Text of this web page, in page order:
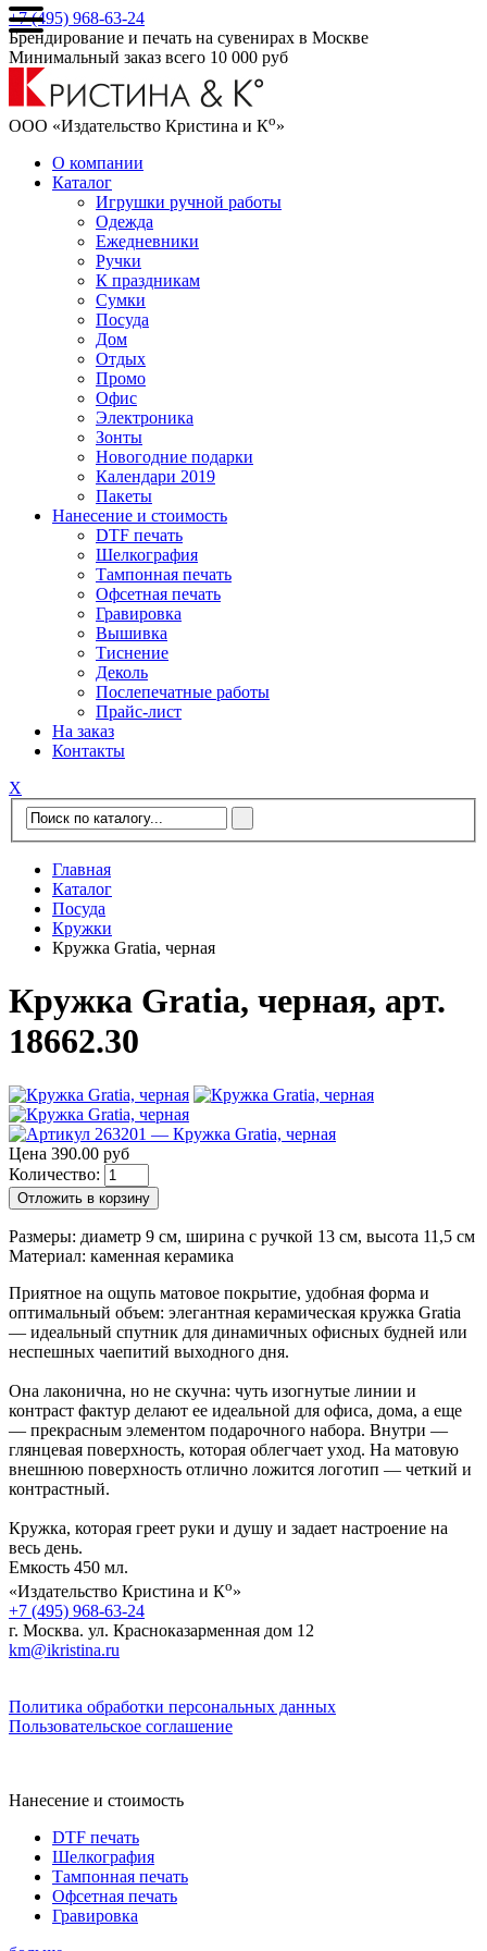
+7 (495) 968-63-24
Брендирование и печать на сувенирах в Москве
Минимальный заказ всего 10 000 руб
ООО «Издательство Кристина и Ко»
О компании
Каталог
Игрушки ручной работы
Одежда
Ежедневники
Ручки
К праздникам
Сумки
Посуда
Дом
Отдых
Промо
Офис
Электроника
Зонты
Новогодние подарки
Календари 2019
Пакеты
Нанесение и стоимость
DTF печать
Шелкография
Тампонная печать
Офсетная печать
Гравировка
Вышивка
Тиснение
Деколь
Послепечатные работы
Прайс-лист
На заказ
Контакты
Х
Главная
Каталог
Посуда
Кружки
Кружка Gratia, черная
Кружка Gratia, черная, арт.
18662.30
Цена 390.00 руб
Количество:
Отложить в корзину
Размеры: диаметр 9 см, ширина с ручкой 13 см, высота 11,5 см
Материал: каменная керамика
Приятное на ощупь матовое покрытие, удобная форма и
оптимальный объем: элегантная керамическая кружка Gratia
— идеальный спутник для динамичных офисных будней или
неспешных чаепитий выходного дня.
Она лаконична, но не скучна: чуть изогнутые линии и
контраст фактур делают ее идеальной для офиса, дома, а еще
— прекрасным элементом подарочного набора. Внутри —
глянцевая поверхность, которая облегчает уход. На матовую
внешнюю поверхность отлично ложится логотип — четкий и
контрастный.
Кружка, которая греет руки и душу и задает настроение на
весь день.
Емкость 450 мл.
«Издательство Кристина и Ко»
+7 (495) 968-63-24
г. Москва. ул. Красноказарменная дом 12
km@ikristina.ru
Политика обработки персональных данных
Пользовательское соглашение
Нанесение и стоимость
DTF печать
Шелкография
Тампонная печать
Офсетная печать
Гравировка